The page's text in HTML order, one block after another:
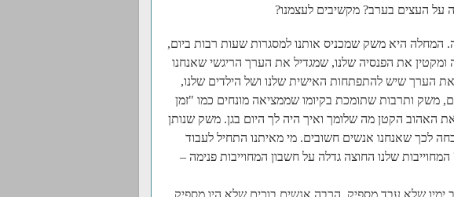
על העצים בערב? מקשיבים לעצמנו?
המחלה היא משק שמכניס אותנו למסגרות שעות רבות ביום,
את הפנסיה שלנו, שמגדיל את הערך הריגשי שאנחנו
את הערך שיש להתפתחות האישית שלנו ושל הילדים שלנו,
ותרבות שתומכת בקיומו שממציאה מונחים כמו "זמן
הקטן מה שלומך ואיך היה לך היום בגן. משק שנותן
לכך שאנחנו אנשים חשובים. מי מאיתנו התחיל לעבוד
שלנו החוצה גדלה על חשבון המחוייבות פנימה –